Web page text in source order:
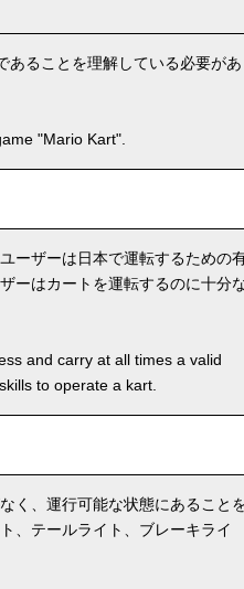
あることを理解している必要があ
"Mario Kart".
ーザーは日本で運転するための
ーはカートを運転するのに十分
and carry at all times a valid
to operate a kart.
く、運行可能な状態にあること
、テールライト、ブレーキライ